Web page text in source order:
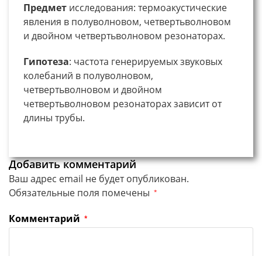
Предмет исследования: термоакустические
явления в полуволновом, четвертьволновом
и двойном четвертьволновом резонаторах.
Гипотеза: частота генерируемых звуковых
колебаний в полуволновом,
четвертьволновом и двойном
четвертьволновом резонаторах зависит от
длины трубы.
Добавить комментарий
Ваш адрес email не будет опубликован.
Обязательные поля помечены *
Комментарий *